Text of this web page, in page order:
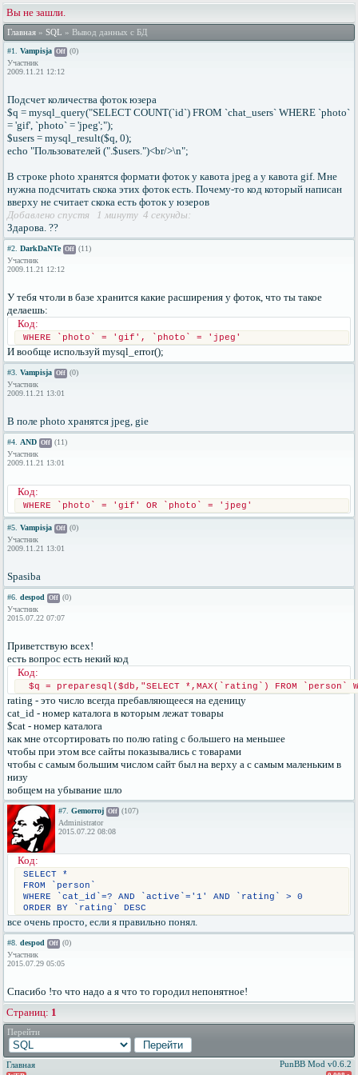
Вы не зашли.
Главная » SQL » Вывод данных с БД
#1. Vampisja Off (0)
Участник
2009.11.21 12:12
Подсчет количества фоток юзера
$q = mysql_query("SELECT COUNT(`id`) FROM `chat_users` WHERE `photo`
= 'gif', `photo` = 'jpeg';");
$users = mysql_result($q, 0);
echo "Пользователей (".$users.")<br/>\n";
В строке photo хранятся формати фоток у кавота jpeg а у кавота gif. Мне
нужна подсчитать скока этих фоток есть. Почему-то код который написан
вверху не считает скока есть фоток у юзеров
Добавлено спустя 1 минуту 4 секунды:
Здарова. ??
#2. DarkDaNTe Off (11)
Участник
2009.11.21 12:12
У тебя чтоли в базе хранится какие расширения у фоток, что ты такое
делаешь:
Код:
WHERE `photo` = 'gif', `photo` = 'jpeg'
И вообще используй mysql_error();
#3. Vampisja Off (0)
Участник
2009.11.21 13:01
В поле photo хранятся jpeg, gie
#4. AND Off (11)
Участник
2009.11.21 13:01
Код:
WHERE `photo` = 'gif' OR `photo` = 'jpeg'
#5. Vampisja Off (0)
Участник
2009.11.21 13:01
Spasiba
#6. despod Off (0)
Участник
2015.07.22 07:07
Приветствую всех!
есть вопрос есть некий код
Код:
$q = preparesql($db,"SELECT *,MAX(`rating`) FROM
rating - это число всегда пребавляющееся на еденицу
cat_id - номер каталога в которым лежат товары
$cat - номер каталога
как мне отсортировать по полю rating с большего на меньшее
чтобы при этом все сайты показывались с товарами
чтобы с самым большим числом сайт был на верху а с самым маленьким в
низу
вобщем на убывание шло
#7. Gemorroj Off (107)
Administrator
2015.07.22 08:08
Код:
SELECT *
FROM `person`
WHERE `cat_id`=? AND `active`='1' AND `rating` > 0
ORDER BY `rating` DESC
все очень просто, если я правильно понял.
#8. despod Off (0)
Участник
2015.07.29 05:05
Спасибо !то что надо а я что то городил непонятное!
Страниц: 1
Перейти
Главная PunBB Mod v0.6.2